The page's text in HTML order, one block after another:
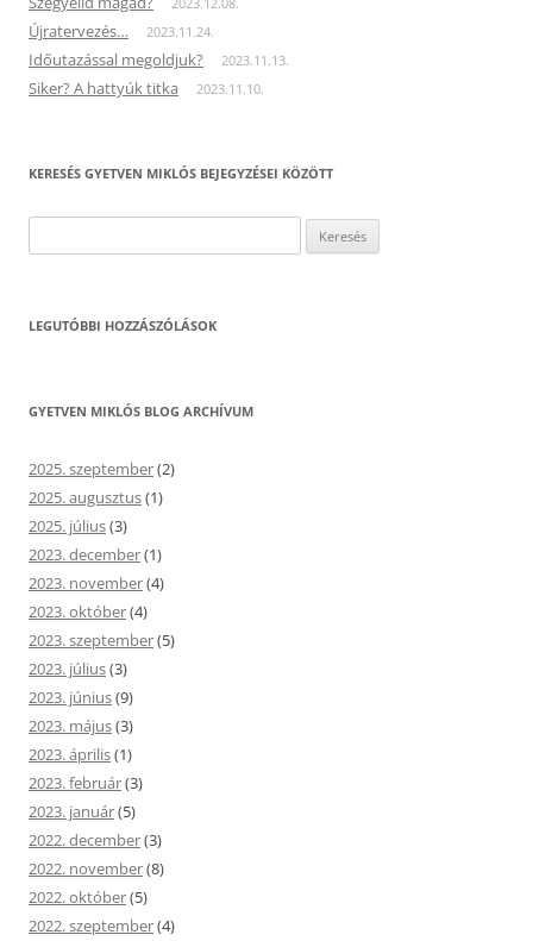
Újratervezés… 2023.11.24.
Időutazással megoldjuk? 2023.11.13.
Siker? A hattyúk titka 2023.11.10.
KERESÉS GYETVEN MIKLÓS BEJEGYZÉSEI KÖZÖTT
LEGUTÓBBI HOZZÁSZÓLÁSOK
GYETVEN MIKLÓS BLOG ARCHÍVUM
2025. szeptember(2)
2025. augusztus(1)
2025. július(3)
2023. december(1)
2023. november(4)
2023. október(4)
2023. szeptember(5)
2023. július(3)
2023. június(9)
2023. május(3)
2023. április(1)
2023. február(3)
2023. január(5)
2022. december(3)
2022. november(8)
2022. október(5)
2022. szeptember(4)